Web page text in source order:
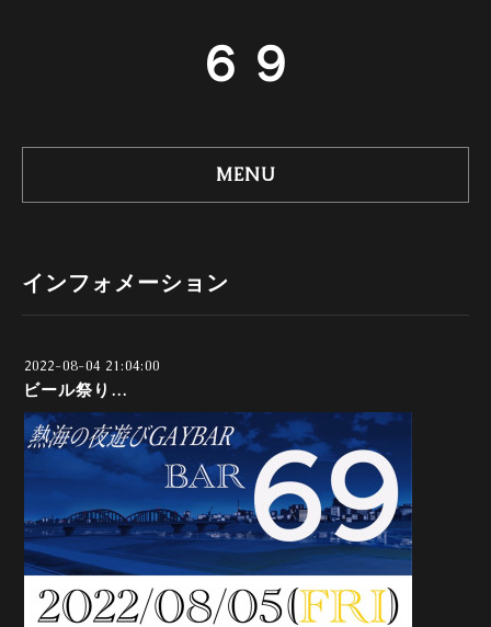
６９
MENU
インフォメーション
2022-08-04 21:04:00
ビール祭り…